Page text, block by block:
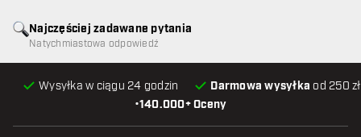
•140.000+ Oceny
Wysyłka w ciągu 24 godzin Darmowa wysyłka od 250
Najczęściej zadawane pytania
Natychmiastowa odpowiedź